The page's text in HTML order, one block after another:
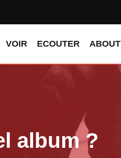
VOIR ECOUTER ABOUT
album ?